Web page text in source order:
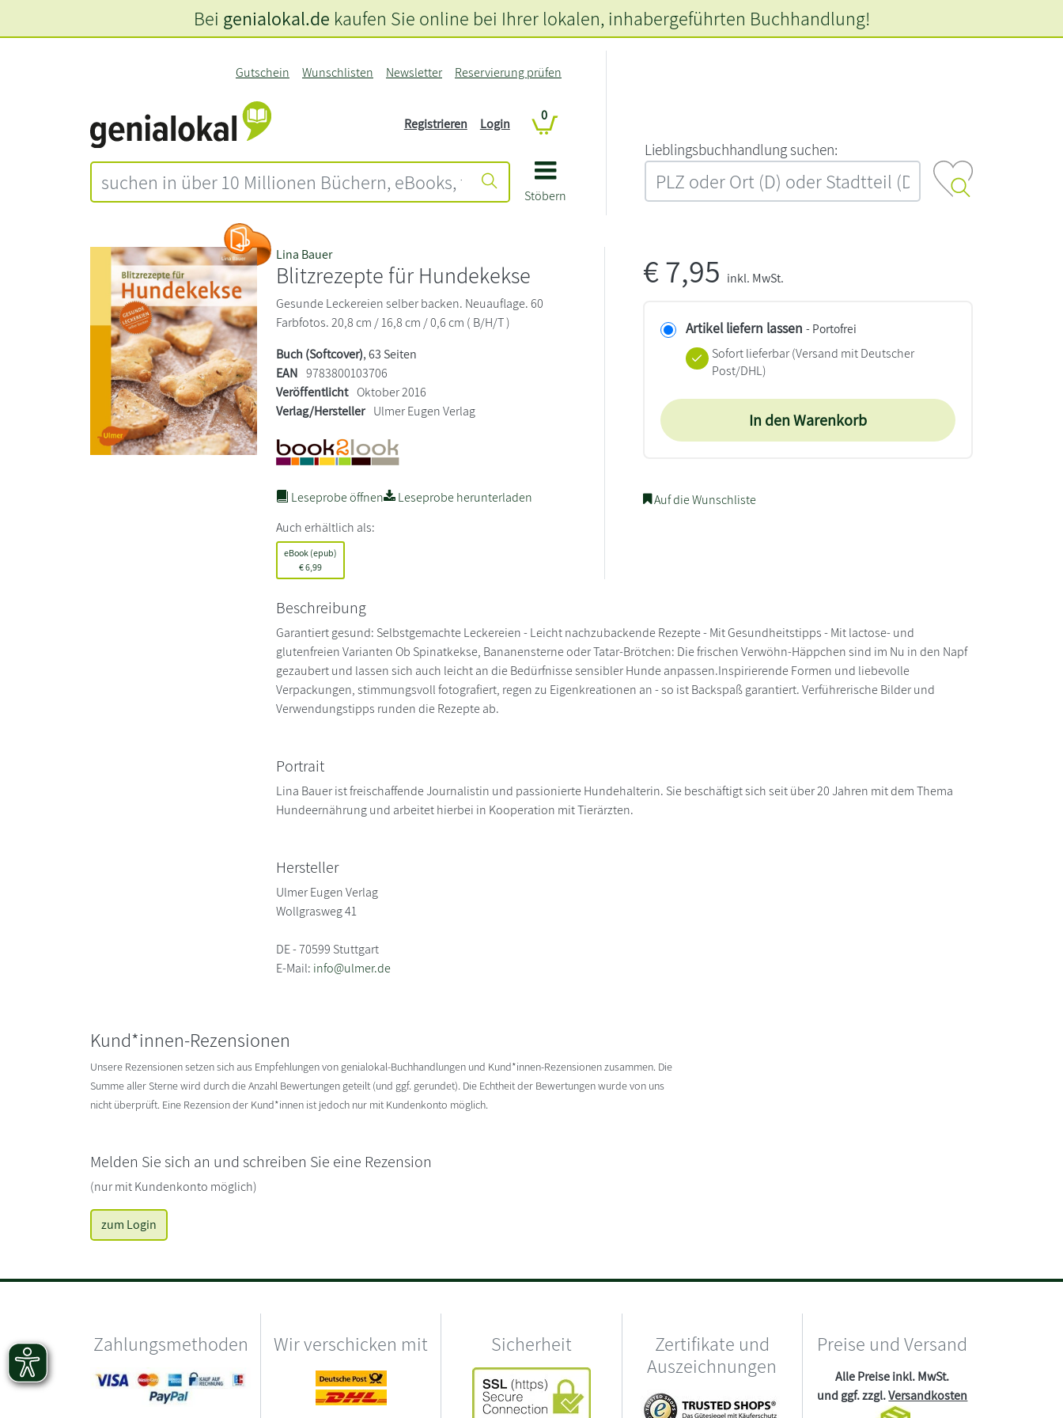
Stöbern
Gutschein Wunschlisten Newsletter Reservierung prüfen
Registrieren Login
0
L‍i‍e‍b‍l‍i‍n‍g‍s‍b‍u‍c‍h‍h‍a‍n‍d‍l‍u‍n‍g‍ ‍s‍u‍c‍h‍e‍n‍:‍
Bei genialokal.de kaufen Sie online bei Ihrer lokalen, inhabergeführten Buchhandlung!
Lina Bauer
Blitzrezepte für Hundekekse
Gesunde Leckereien selber backen. Neuauflage. 60
Farbfotos. 20,8 cm / 16,8 cm / 0,6 cm ( B/H/T )
Buch (Softcover), 63 Seiten
EAN 9783800103706
Veröffentlicht Oktober 2016
Verlag/Hersteller Ulmer Eugen Verlag
Leseprobe öffnen
Leseprobe herunterladen
Auch erhältlich als:
eBook (epub)
€6,99
€7,95 inkl. MwSt.
Artikel liefern lassen - Portofrei
Sofort lieferbar(Versand mit Deutscher
Post/DHL)
In den Warenkorb
Auf die Wunschliste
Beschreibung
Garantiert gesund: Selbstgemachte Leckereien - Leicht nachzubackende Rezepte - Mit Gesundheitstipps - Mit lactose- und
glutenfreien Varianten Ob Spinatkekse, Bananensterne oder Tatar-Brötchen: Die frischen Verwöhn-Häppchen sind im Nu in den Napf
gezaubert und lassen sich auch leicht an die Bedürfnisse sensibler Hunde anpassen.Inspirierende Formen und liebevolle
Verpackungen, stimmungsvoll fotografiert, regen zu Eigenkreationen an - so ist Backspaß garantiert. Verführerische Bilder und
Verwendungstipps runden die Rezepte ab.
Portrait
Lina Bauer ist freischaffende Journalistin und passionierte Hundehalterin. Sie beschäftigt sich seit über 20 Jahren mit dem Thema
Hundeernährung und arbeitet hierbei in Kooperation mit Tierärzten.
Hersteller
Ulmer Eugen Verlag
Wollgrasweg 41
DE - 70599 Stuttgart
E-Mail: info@ulmer.de
Kund*innen-Rezensionen
Unsere Rezensionen setzen sich aus Empfehlungen von genialokal-Buchhandlungen und Kund*innen-Rezensionen zusammen. Die
Summe aller Sterne wird durch die Anzahl Bewertungen geteilt (und ggf. gerundet). Die Echtheit der Bewertungen wurde von uns
nicht überprüft. Eine Rezension der Kund*innen ist jedoch nur mit Kundenkonto möglich.
Melden Sie sich an und schreiben Sie eine Rezension
(nur mit Kundenkonto möglich)
zum Login
Zahlungsmethoden Wir verschicken mit Sicherheit
Zertifikate und
Auszeichnungen
Preise und Versand
Alle Preise inkl. MwSt.
und ggf. zzgl.Versandkosten